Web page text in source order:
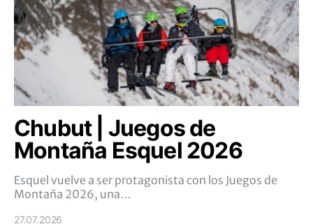
Chubut | Juegos de
Montaña Esquel 2026
Esquel vuelve a ser protagonista con los Juegos de
Montaña 2026, una…
27.07.2026